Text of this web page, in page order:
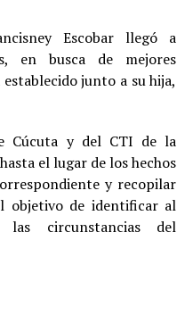
Escobar llegó a
en busca de mejores
junto a su hija,
Cúcuta y del CTI de la
el lugar de los hechos
y recopilar
objetivo de identificar al
las circunstancias del